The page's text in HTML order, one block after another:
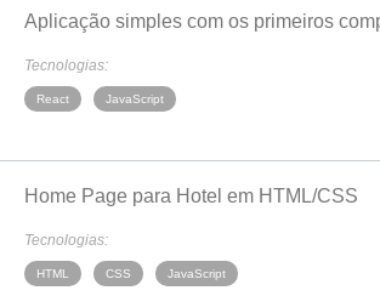
Aplicação simples com os primeiros
Tecnologias:
React JavaScript
Home Page para Hotel em HTML/CSS
Tecnologias:
HTML CSS JavaScript